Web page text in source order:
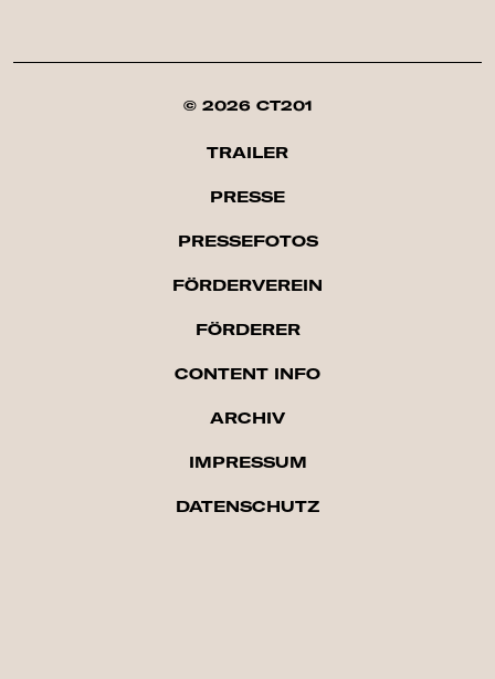
© 2026 CT201
TRAILER
PRESSE
PRESSEFOTOS
FÖRDERVEREIN
FÖRDERER
CONTENT INFO
ARCHIV
IMPRES­SUM
DATENSCHUTZ